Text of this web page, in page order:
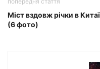
Міст вздовж річки в Китаї
(6 фото)